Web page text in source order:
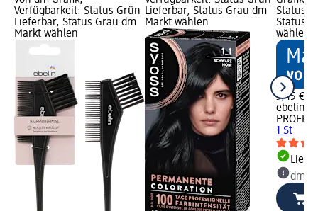
Verfügbarkeit: Status Grün
Lieferbar, Status Grau dm
Markt wählen
Lieferbar, Status Grau dm
Markt wählen
Status
Status
wählen
3,45 €
ebelin
1 St
dm